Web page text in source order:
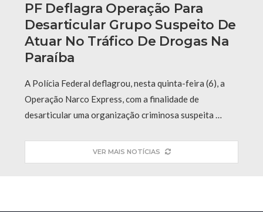
PF Deflagra Operação Para
Desarticular Grupo Suspeito De
Atuar No Tráfico De Drogas Na
Paraíba
A Polícia Federal deflagrou, nesta quinta-feira (6), a
Operação Narco Express, com a finalidade de
desarticular uma organização criminosa suspeita …
VER MAIS NOTÍCIAS